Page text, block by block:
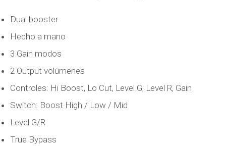
Dual booster
Hecho a mano
3 Gain modos
2 Output volúmenes
Controles: Hi Boost, Lo Cut, Level G, Level R, Gain
Switch: Boost High / Low / Mid
Level G/R
True Bypass